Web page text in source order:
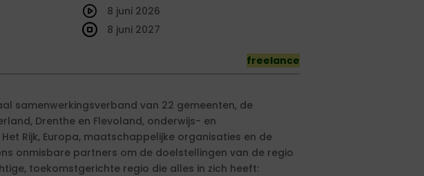
freelance
8 juni 2026
8 juni 2027
samenwerkingsverband van 22 gemeenten, de
Drenthe en Flevoland, onderwijs- en
Rijk, Europa, maatschappelijke organisaties en de
onmisbare partners om de doelstellingen van de regio
toekomstgerichte regio die alles in zich heeft: